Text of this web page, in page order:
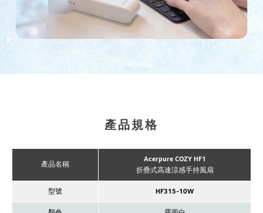
產品規格
產品名稱
Acerpure COZY HF1
折疊式高速涼感手持風扇
型號 HF315-10W